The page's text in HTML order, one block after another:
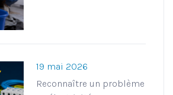
19 mai 2026
Reconnaître un problème